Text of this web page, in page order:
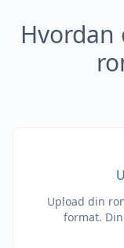
Upload din
format.